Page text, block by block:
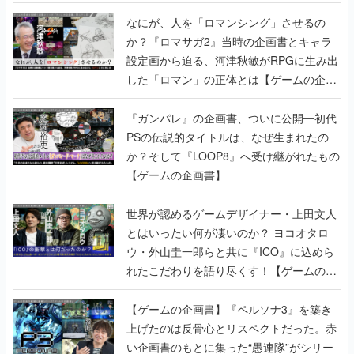
なにが、人を「ロマンシング」させるの
か？『ロマサガ2』当時の企画書とキャラ
設定画から迫る、河津秋敏がRPGに生み出
した「ロマン」の正体とは【ゲームの企画
書】
『ガンパレ』の企画書、ついに公開━初代
PSの伝説的タイトルは、なぜ生まれたの
か？そして『LOOP8』へ受け継がれたもの
【ゲームの企画書】
世界が認めるゲームデザイナー・上田文人
とはいったい何が凄いのか？ ヨコオタロ
ウ・外山圭一郎らと共に『ICO』に込めら
れたこだわりを語り尽くす！【ゲームの企
画書】
【ゲームの企画書】『ペルソナ3』を築き
上げたのは反骨心とリスペクトだった。赤
い企画書のもとに集った“愚連隊”がシリー